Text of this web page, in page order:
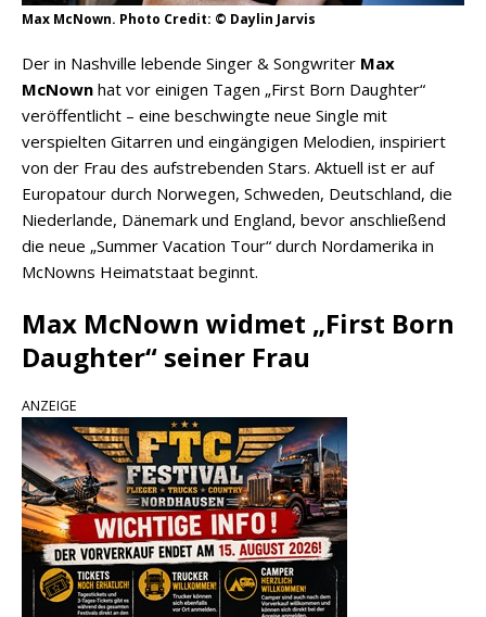
Max McNown. Photo Credit: © Daylin Jarvis
Der in Nashville lebende Singer & Songwriter Max
McNown hat vor einigen Tagen „First Born Daughter“
veröffentlicht – eine beschwingte neue Single mit
verspielten Gitarren und eingängigen Melodien, inspiriert
von der Frau des aufstrebenden Stars. Aktuell ist er auf
Europatour durch Norwegen, Schweden, Deutschland, die
Niederlande, Dänemark und England, bevor anschließend
die neue „Summer Vacation Tour“ durch Nordamerika in
McNowns Heimatstaat beginnt.
Max McNown widmet „First Born
Daughter“ seiner Frau
ANZEIGE